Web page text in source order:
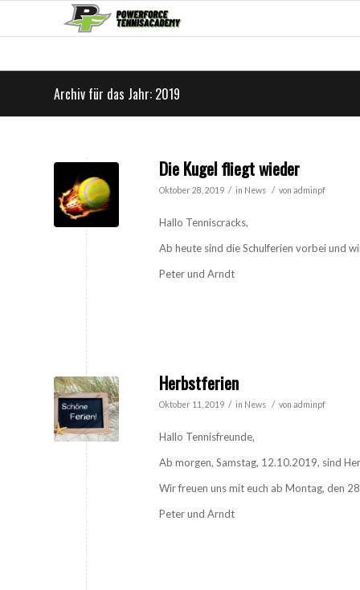
Archiv für das Jahr: 2019
Die Kugel fliegt wieder
Oktober 28, 2019 / in News / von adminpf
Hallo Tenniscracks,
Ab heute sind die Schulferien vorbei und
Peter und Arndt
Herbstferien
Oktober 11, 2019 / in News / von adminpf
Hallo Tennisfreunde,
Ab morgen, Samstag, 12.10.2019, sind
Wir freuen uns mit euch ab Montag, den
Peter und Arndt